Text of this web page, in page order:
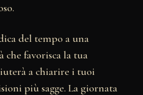
del tempo a una
favorisca la tua
a chiarire i tuoi
più sagge. La giornata